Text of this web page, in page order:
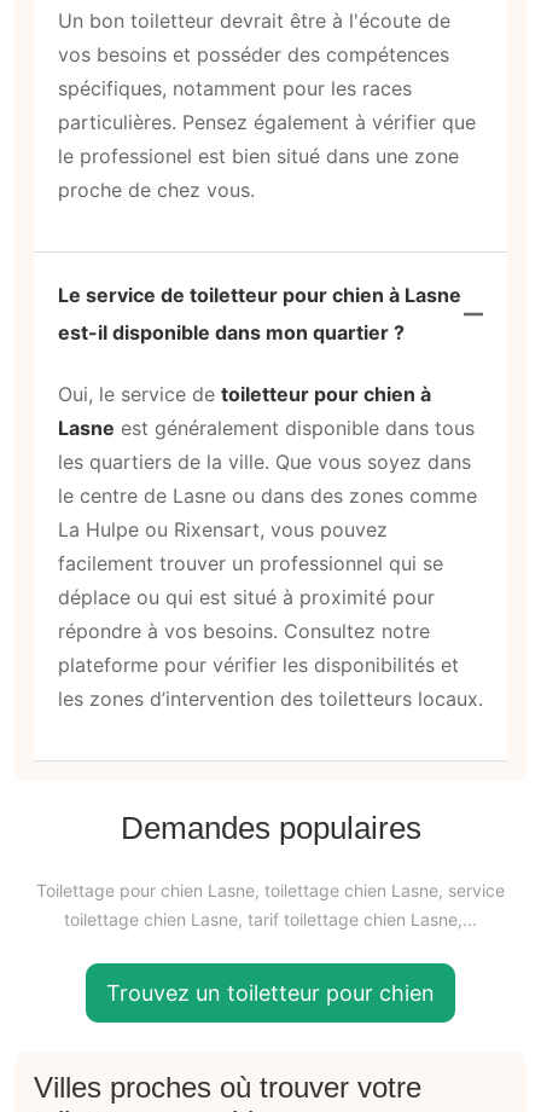
Un bon toiletteur devrait être à l'écoute de
vos besoins et posséder des compétences
spécifiques, notamment pour les races
particulières. Pensez également à vérifier que
le professionel est bien situé dans une zone
proche de chez vous.
Le service de toiletteur pour chien à Lasne
est-il disponible dans mon quartier ?
Oui, le service de toiletteur pour chien à
Lasne est généralement disponible dans tous
les quartiers de la ville. Que vous soyez dans
le centre de Lasne ou dans des zones comme
La Hulpe ou Rixensart, vous pouvez
facilement trouver un professionnel qui se
déplace ou qui est situé à proximité pour
répondre à vos besoins. Consultez notre
plateforme pour vérifier les disponibilités et
les zones d’intervention des toiletteurs locaux.
Demandes populaires
Toilettage pour chien Lasne, toilettage chien Lasne, service
toilettage chien Lasne, tarif toilettage chien Lasne,...
Trouvez un toiletteur pour chien
Villes proches où trouver votre